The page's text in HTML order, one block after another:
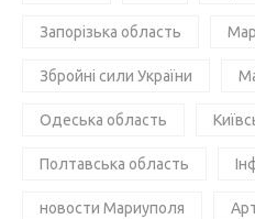
Запорізька область
Збройні сили України
Одеська область
Полтавська область
новости Мариуполя